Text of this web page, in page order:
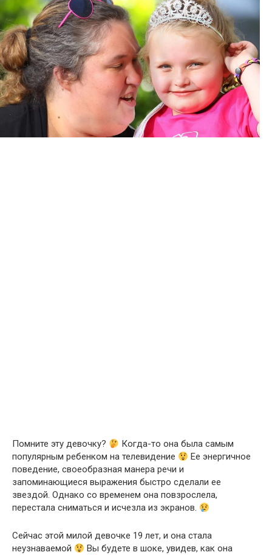
Помните эту девочку?
Когда-то она была самым
популярным ребенком на телевидение
Ее энергичное
поведение, своеобразная манера речи и
запоминающиеся выражения быстро сделали ее
звездой. Однако со временем она повзрослела,
перестала сниматься и исчезла из экранов.
Сейчас этой милой девочке 19 лет, и она стала
неузнаваемой
Вы будете в шоке, увидев, как она